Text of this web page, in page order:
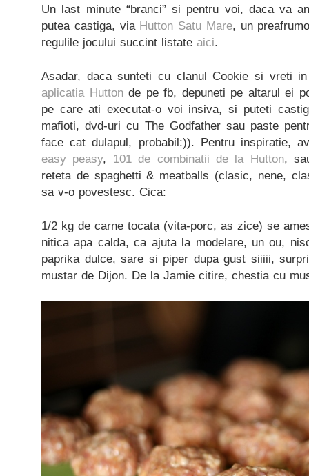
Un last minute “branci” si pentru voi, daca va
putea castiga, via Hutton Satu Mare, un
regulile jocului succint listate aici.
Asadar, daca sunteti cu clanul Cookie si vreti
aplicatia Huttonde pe fb, depuneti pe altarul ei
pe care ati executat-o voi insiva, si puteti
mafioti, dvd-uri cu The Godfather sau paste
face cat dulapul, probabil:)). Pentru inspiratie,
easy peasy, 101 de combinatii de la Hutton,
reteta de spaghetti & meatballs (clasic, nene,
sa v-o povestesc. Cica:
1/2 kg de carne tocata (vita-porc, as zice) se
nitica apa calda, ca ajuta la modelare, un ou,
paprika dulce, sare si piper dupa gust siiiii,
mustar de Dijon. De la Jamie citire, chestia cu